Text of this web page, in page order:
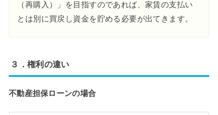
（再購入）」を目指すのであれば、家賃の支払い
とは別に買戻し資金を貯める必要が出てきます。
３．権利の違い
不動産担保ローンの場合